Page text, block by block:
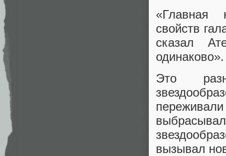
«Главная
свойств
сказал
одинаково».
Это
вызывал